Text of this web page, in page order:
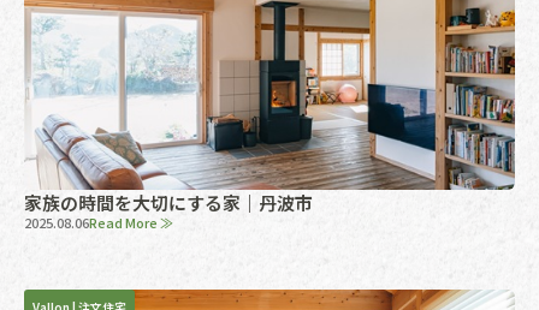
家族の時間を大切にする家｜丹波市
2025.08.06Read More ≫